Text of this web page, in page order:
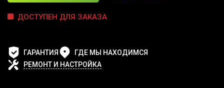
ДОСТУПЕН ДЛЯ ЗАКАЗА
ГАРАНТИЯ
ГДЕ МЫ НАХОДИМСЯ
РЕМОНТ И НАСТРОЙКА